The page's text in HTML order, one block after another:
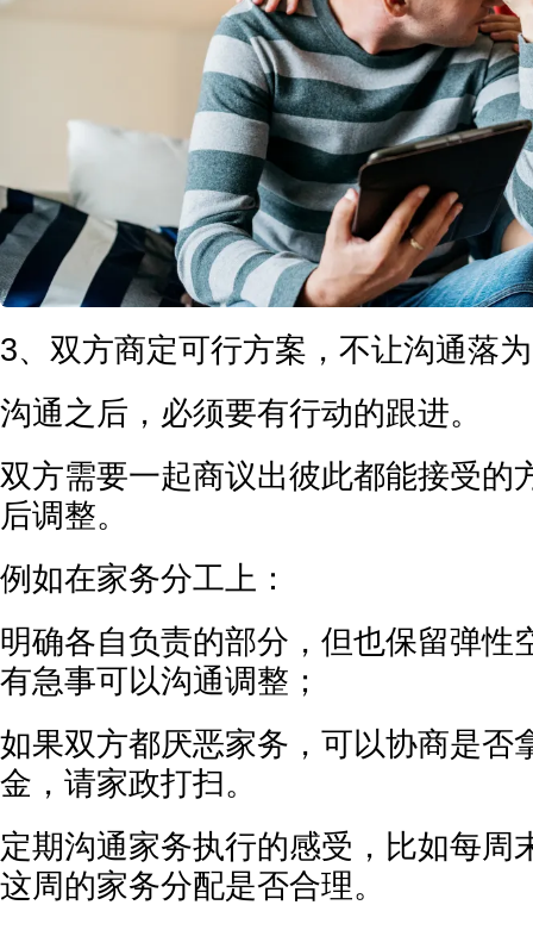
3、双方商定可行方案，不让沟通落
沟通之后，必须要有行动的跟进。
双方需要一起商议出彼此都能接受的
后调整。
例如在家务分工上：
明确各自负责的部分，但也保留弹性
有急事可以沟通调整；
如果双方都厌恶家务，可以协商是否
金，请家政打扫。
定期沟通家务执行的感受，比如每周
这周的家务分配是否合理。